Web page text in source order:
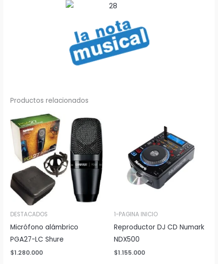
Productos relacionados
DESTACADOS
Micrófono alámbrico
PGA27-LC Shure
$1.280.000
1-PAGINA INICIO
Reproductor DJ CD Numark
NDX500
$1.155.000